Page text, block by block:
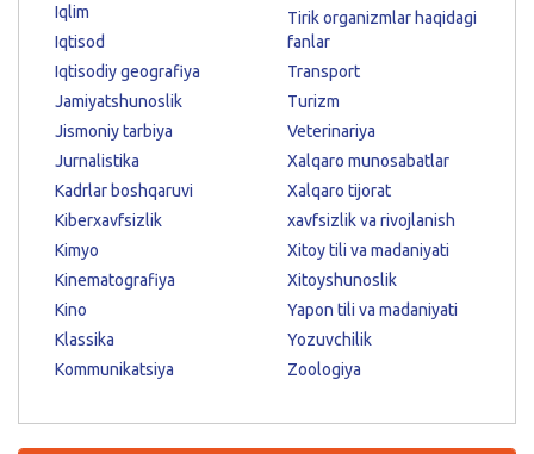
Iqlim
Iqtisod
Iqtisodiy geografiya
Jamiyatshunoslik
Jismoniy tarbiya
Jurnalistika
Kadrlar boshqaruvi
Kiberxavfsizlik
Kimyo
Kinematografiya
Kino
Klassika
Kommunikatsiya
Tirik organizmlar haqidagi
fanlar
Transport
Turizm
Veterinariya
Xalqaro munosabatlar
Xalqaro tijorat
xavfsizlik va rivojlanish
Xitoy tili va madaniyati
Xitoyshunoslik
Yapon tili va madaniyati
Yozuvchilik
Zoologiya